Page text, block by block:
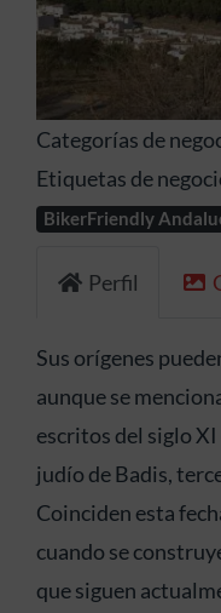
Anterior
Categorías de
Etiquetas de
BikerFriendly
Perfil
Sus orígenes
aunque se
escritos del siglo
judío de Badis,
Coinciden esta
cuando se
que siguen